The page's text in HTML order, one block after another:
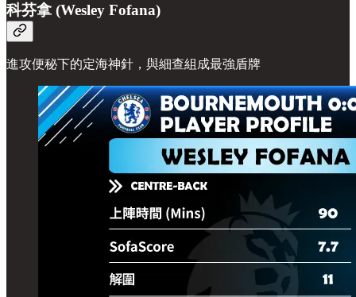
科芬拿 (Wesley Fofana)
進攻便秘下的定海神針，與細查組成最強盾牌